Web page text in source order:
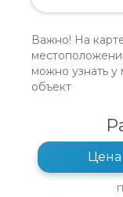
Важно! На
можно узнать
объект